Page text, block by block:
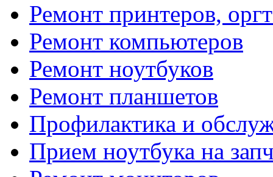
Ремонт принтеров,
Ремонт компьютеров
Ремонт ноутбуков
Ремонт планшетов
Профилактика и
Прием ноутбука на